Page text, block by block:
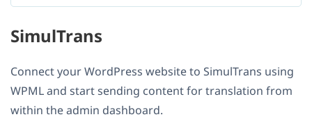
SimulTrans
Connect your WordPress website to SimulTrans using
WPML and start sending content for translation from
within the admin dashboard.